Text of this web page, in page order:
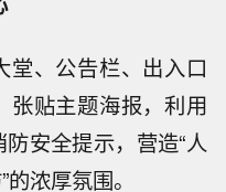
堂、公告栏、出入口
张贴主题海报，利用
安全提示，营造“人
浓厚氛围。